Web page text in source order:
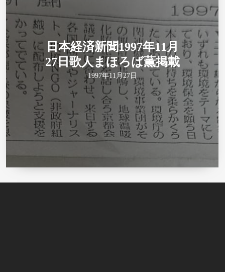
日本経済新聞1997年11月
27日歌人まほろば薫掲載
1997年11月27日